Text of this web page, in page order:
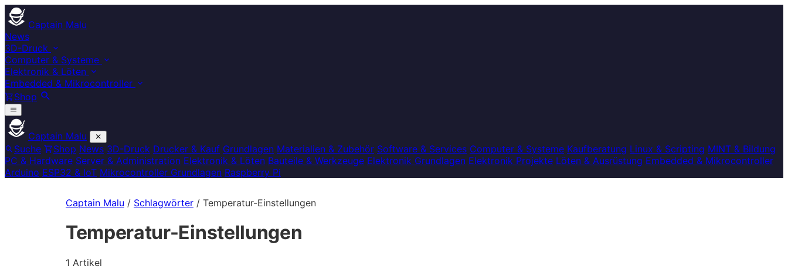
Captain Malu
News
3D-Druck
Computer & Systeme
Elektronik & Löten
Embedded & Mikrocontroller
Shop
Captain Malu
Suche
Shop News 3D-Druck Drucker & Kauf Grundlagen Materialien & Zubehör Software & Services Computer & Systeme Kaufberatung Linux & Scripting MINT & Bildung
PC & Hardware Server & Administration Elektronik & Löten Bauteile & Werkzeuge Elektronik Grundlagen Elektronik Projekte Löten & Ausrüstung Embedded & Mikrocontroller
Arduino ESP32 & IoT Mikrocontroller Grundlagen Raspberry Pi
Captain Malu / Schlagwörter / Temperatur-Einstellungen
Temperatur-Einstellungen
1 Artikel